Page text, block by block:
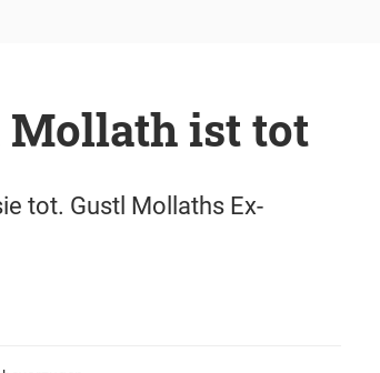
Mollath ist tot
tot. Gustl Mollaths Ex-